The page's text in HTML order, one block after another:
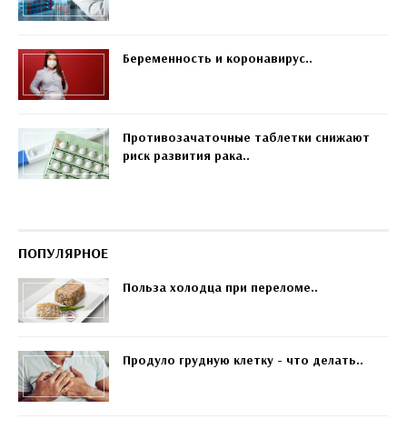
Беременность и коронавирус..
Противозачаточные таблетки снижают
риск развития рака..
ПОПУЛЯРНОЕ
Польза холодца при переломе..
Продуло грудную клетку - что делать..